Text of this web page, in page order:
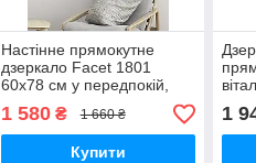
Настінне прямокутне
дзеркало Facet 1801
60х78 см у передпокій,
коридор, спальню в рамі
МДФ
1 580₴ 1 660 ₴
Купити
1